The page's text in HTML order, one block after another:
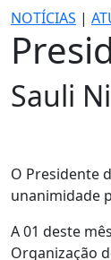
NOTÍCIAS |
Sauli
O Presidente
unanimidade
A 01 deste
Organização